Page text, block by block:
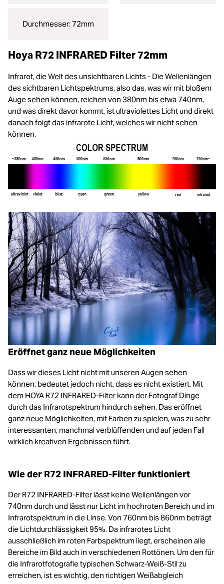
Durchmesser: 72mm
Hoya R72 INFRARED Filter 72mm
Infrarot, die Welt des unsichtbaren Lichts - Die Wellenlängen
des sichtbaren Lichtspektrums, also das, was wir mit bloßem
Auge sehen können, reichen von 380nm bis etwa 740nm,
und was direkt davor kommt, ist ultraviolettes Licht und direkt
danach folgt das infrarote Licht, welches wir nicht sehen
können.
Eröffnet ganz neue Möglichkeiten
Dass wir dieses Licht nicht mit unseren Augen sehen
können, bedeutet jedoch nicht, dass es nicht existiert. Mit
dem HOYA R72 INFRARED-Filter kann der Fotograf Dinge
durch das Infrarotspektrum hindurch sehen. Das eröffnet
ganz neue Möglichkeiten, mit Farben zu spielen, was zu sehr
interessanten, manchmal verblüffenden und auf jeden Fall
wirklich kreativen Ergebnissen führt.
Wie der R72 INFRARED-Filter funktioniert
Der R72 INFRARED-Filter lässt keine Wellenlängen vor
740nm durch und lässt nur Licht im hochroten Bereich und im
Infrarotspektrum in die Linse. Von 760nm bis 860nm beträgt
die Lichtdurchlässigkeit 95%. Da infrarotes Licht
ausschließlich im roten Farbspektrum liegt, erscheinen alle
Bereiche im Bild auch in verschiedenen Rottönen. Um den für
die Infrarotfotografie typischen Schwarz-Weiß-Stil zu
erreichen, ist es wichtig, den richtigen Weißabgleich